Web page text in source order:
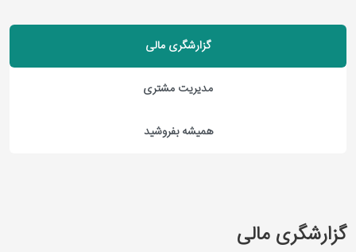
گزارشگری مالی
مدیریت مشتری
همیشه بفروشید
گزارشگری مالی